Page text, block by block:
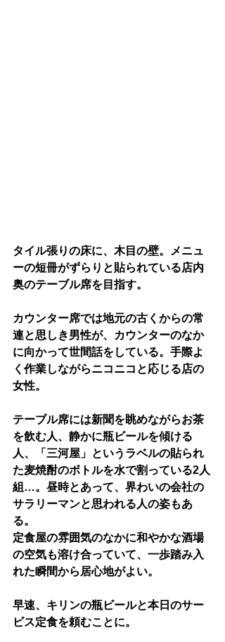
タイル張りの床に、木目の壁。メニュ
ーの短冊がずらりと貼られている店内
奥のテーブル席を目指す。
カウンター席では地元の古くからの常
連と思しき男性が、カウンターのなか
に向かって世間話をしている。手際よ
く作業しながらニコニコと応じる店の
女性。
テーブル席には新聞を眺めながらお茶
を飲む人、静かに瓶ビールを傾ける
人、「三河屋」というラベルの貼られ
た麦焼酎のボトルを水で割っている2人
組…。昼時とあって、界わいの会社の
サラリーマンと思われる人の姿もあ
る。
定食屋の雰囲気のなかに和やかな酒場
の空気も溶け合っていて、一歩踏み入
れた瞬間から居心地がよい。
早速、キリンの瓶ビールと本日のサー
ビス定食を頼むことに。